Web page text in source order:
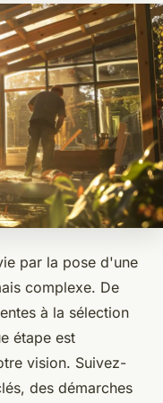
par la pose d'une
complexe. De
à la sélection
étape est
vision. Suivez-
des démarches